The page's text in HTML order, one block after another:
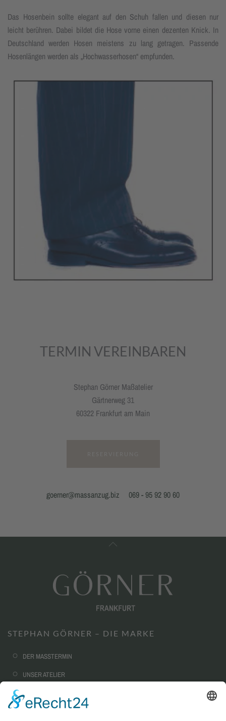
Das Hosenbein sollte elegant auf den Schuh fallen und diesen nur
leicht berühren. Dabei bildet die Hose vorne einen dezenten Knick. In
Deutschland werden Hosen meistens zu lang ge­tragen. Passende
Hosen­längen wer­den als „Hochwasserhosen“ em­pfun­den.
TERMIN VEREINBAREN
Stephan Görner Maßatelier
Gärtnerweg 31
60322 Frankfurt am Main
goerner@massanzug.biz 069 - 95 92 90 60
STEPHAN GÖRNER – DIE MARKE
DER MASSTERMIN
UNSER ATELIER
NACHHALTIGKEIT
CORPORATE FASHION